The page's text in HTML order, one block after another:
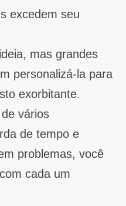
excedem seu
mas grandes
personalizá-la para
exorbitante.
vários
de tempo e
problemas, você
cada um